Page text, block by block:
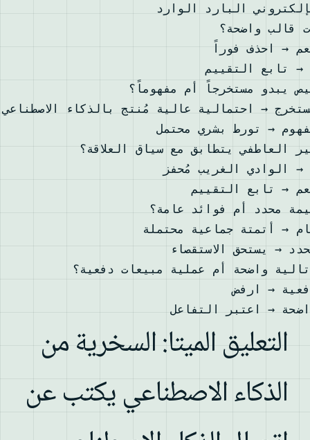
البارد الوارد
واضحة؟
→ احذف فوراً
تابع التقييم
يبدو مستخرجاً أم مفهوماً؟
→ احتمالية عالية مُنتج بالذكاء الاصطناعي
→ تورط بشري محتمل
العاطفي يتطابق مع سياق العلاقة؟
الغريب مُحفز
تابع التقييم
محدد أم فوائد عامة؟
أتمتة جماعية محتملة
→ يستحق الاستقصاء
واضحة أم عملية مبيعات دفعية؟
→ ارفض
→ اعتبر التفاعل
التعليق الميتا: السخرية من
الذكاء الاصطناعي يكتب عن